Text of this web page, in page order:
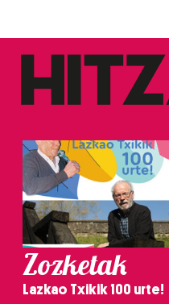
Zozketak
Lazkao Txikik 100 urte!